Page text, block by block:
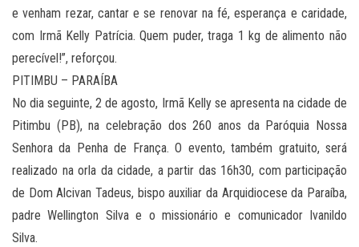
e venham rezar, cantar e se renovar na fé, esperança e caridade,
com Irmã Kelly Patrícia. Quem puder, traga 1 kg de alimento não
perecível!”, reforçou.
PITIMBU – PARAÍBA
No dia seguinte, 2 de agosto, Irmã Kelly se apresenta na cidade de
Pitimbu (PB), na celebração dos 260 anos da Paróquia Nossa
Senhora da Penha de França. O evento, também gratuito, será
realizado na orla da cidade, a partir das 16h30, com participação
de Dom Alcivan Tadeus, bispo auxiliar da Arquidiocese da Paraíba,
padre Wellington Silva e o missionário e comunicador Ivanildo
Silva.